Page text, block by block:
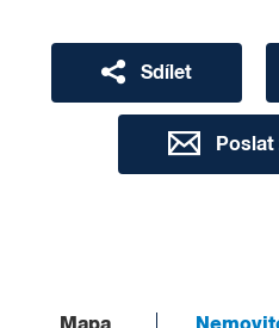
Sdílet
Poslat